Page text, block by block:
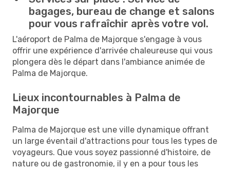
bagages, bureau de change et salons
pour vous rafraîchir après votre vol.
L'aéroport de Palma de Majorque s'engage à vous
offrir une expérience d'arrivée chaleureuse qui vous
plongera dès le départ dans l'ambiance animée de
Palma de Majorque.
Lieux incontournables à Palma de
Majorque
Palma de Majorque est une ville dynamique offrant
un large éventail d'attractions pour tous les types de
voyageurs. Que vous soyez passionné d'histoire, de
nature ou de gastronomie, il y en a pour tous les